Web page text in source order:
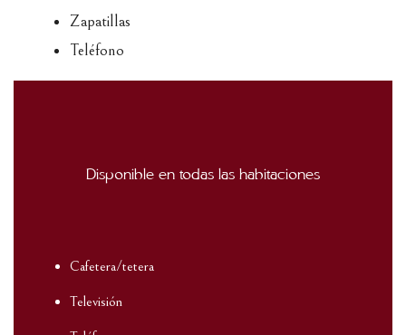
Zapatillas
Teléfono
Disponible en todas las habitaciones
Cafetera/tetera
Televisión